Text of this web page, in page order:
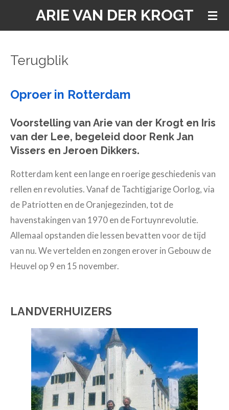
de
ARIE VAN DER KROGT
Terugblik
Oproer in Rotterdam
Voorstelling van Arie van der Krogt en Iris
van der Lee, begeleid door Renk Jan
Vissers en Jeroen Dikkers.
Rotterdam kent een lange en roerige geschiedenis van
rellen en revoluties. Vanaf de Tachtigjarige Oorlog, via
de Patriotten en de Oranjegezinden, tot de
havenstakingen van 1970 en de Fortuynrevolutie.
Allemaal opstanden die lessen bevatten voor de tijd
van nu. We vertelden en zongen erover in Gebouw de
Heuvel op 9 en 15 november.
LANDVERHUIZERS